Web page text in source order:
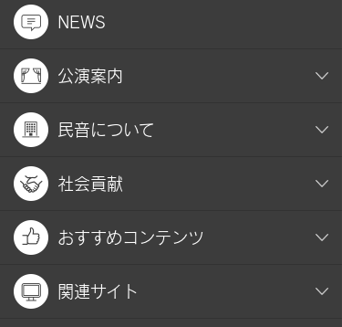
NEWS
公演案内
民音について
社会貢献
おすすめコンテンツ
関連サイト